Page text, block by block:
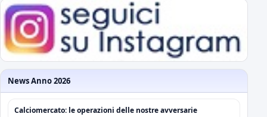
News Anno 2026
Calciomercato: le operazioni delle nostre avversarie